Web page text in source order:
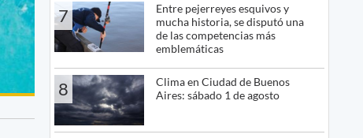
7
Entre pejerreyes esquivos y
mucha historia, se disputó una
de las competencias más
emblemáticas
8
Clima en Ciudad de Buenos
Aires: sábado 1 de agosto